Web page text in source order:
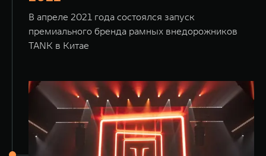
В апреле 2021 года состоялся запуск
премиального бренда рамных внедорожников
TANK в Китае